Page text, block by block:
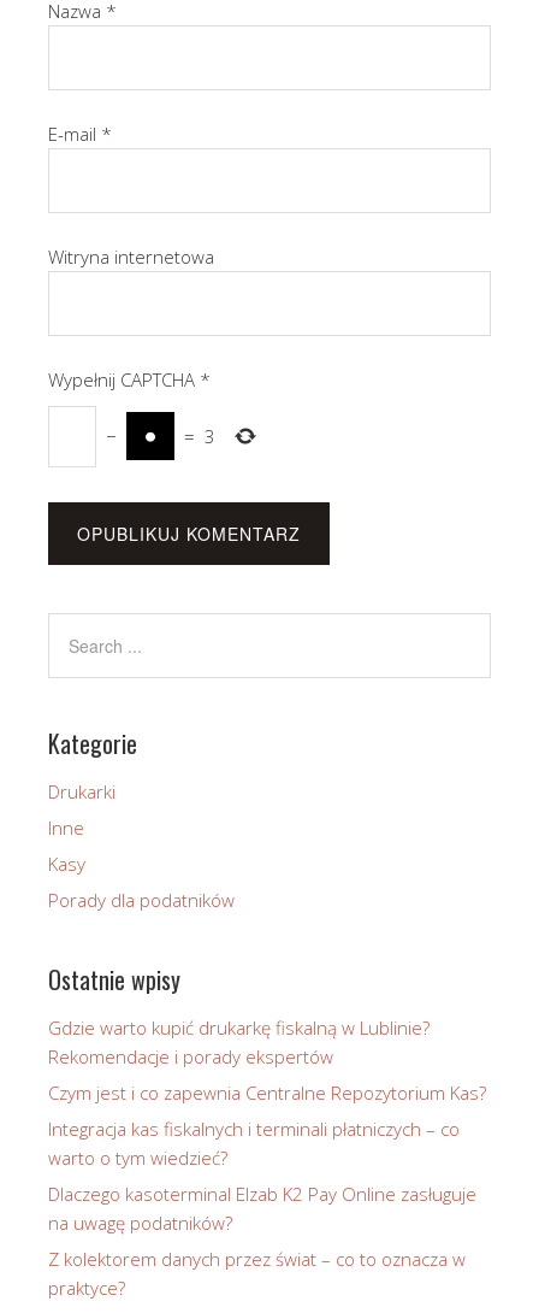
Nazwa *
E-mail *
Witryna internetowa
Wypełnij CAPTCHA *
− = 3
Kategorie
Drukarki
Inne
Kasy
Porady dla podatników
Ostatnie wpisy
Gdzie warto kupić drukarkę fiskalną w Lublinie?
Rekomendacje i porady ekspertów
Czym jest i co zapewnia Centralne Repozytorium Kas?
Integracja kas fiskalnych i terminali płatniczych – co
warto o tym wiedzieć?
Dlaczego kasoterminal Elzab K2 Pay Online zasługuje
na uwagę podatników?
Z kolektorem danych przez świat – co to oznacza w
praktyce?